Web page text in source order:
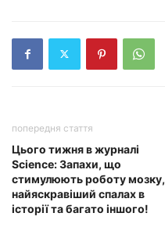
попередня стаття
Цього тижня в журналі
Science: Запахи, що
стимулюють роботу мозку,
найяскравіший спалах в
історії та багато іншого!